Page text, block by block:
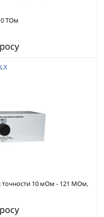
ТОм
точности 10 мОм - 121 МОм,
с низкой